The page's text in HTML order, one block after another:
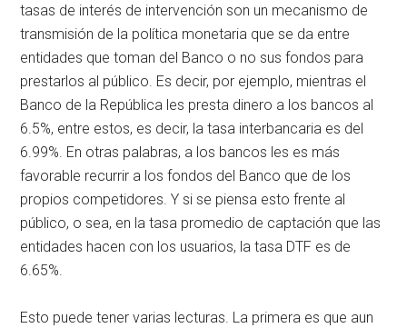
tasas de interés de intervención son un mecanismo de
transmisión de la política monetaria que se da entre
entidades que toman del Banco o no sus fondos para
prestarlos al público. Es decir, por ejemplo, mientras el
Banco de la República les presta dinero a los bancos al
6.5%, entre estos, es decir, la tasa interbancaria es del
6.99%. En otras palabras, a los bancos les es más
favorable recurrir a los fondos del Banco que de los
propios competidores. Y si se piensa esto frente al
público, o sea, en la tasa promedio de captación que las
entidades hacen con los usuarios, la tasa DTF es de
6.65%.
Esto puede tener varias lecturas. La primera es que aun